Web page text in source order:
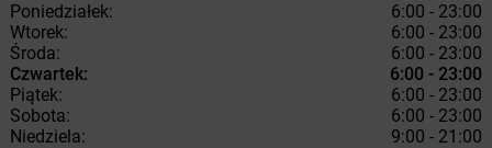
Poniedziałek:
6:00 - 23:00
Wtorek:
6:00 - 23:00
Środa:
6:00 - 23:00
Czwartek:
6:00 - 23:00
Piątek:
6:00 - 23:00
Sobota:
6:00 - 23:00
Niedziela:
9:00 - 21:00